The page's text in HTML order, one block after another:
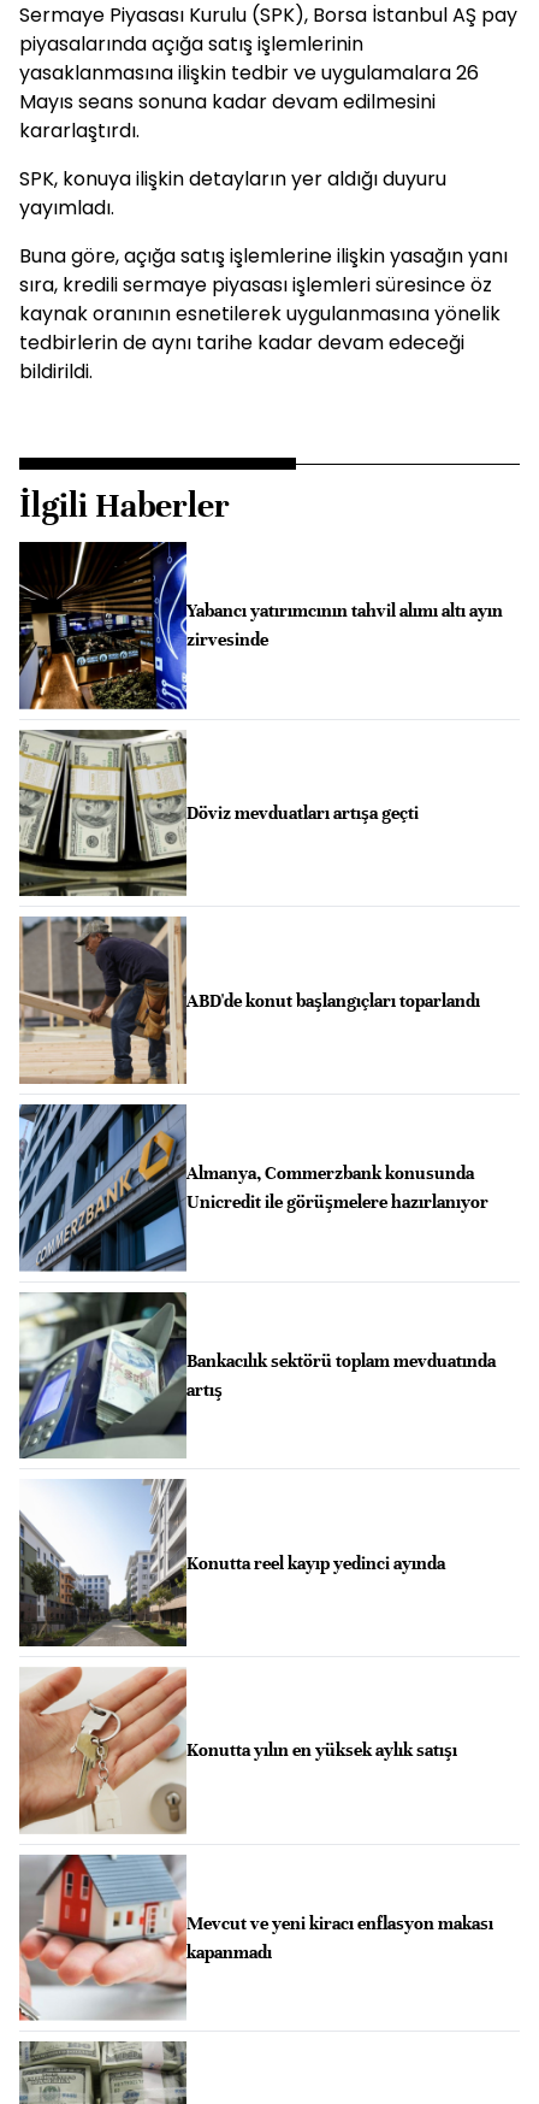
Sermaye Piyasası Kurulu (SPK), Borsa İstanbul AŞ pay
piyasalarında açığa satış işlemlerinin
yasaklanmasına ilişkin tedbir ve uygulamalara 26
Mayıs seans sonuna kadar devam edilmesini
kararlaştırdı.
SPK, konuya ilişkin detayların yer aldığı duyuru
yayımladı.
Buna göre, açığa satış işlemlerine ilişkin yasağın yanı
sıra, kredili sermaye piyasası işlemleri süresince öz
kaynak oranının esnetilerek uygulanmasına yönelik
tedbirlerin de aynı tarihe kadar devam edeceği
bildirildi.
İlgili Haberler
Yabancı yatırımcının tahvil alımı altı ayın
zirvesinde
Döviz mevduatları artışa geçti
ABD'de konut başlangıçları toparlandı
Almanya, Commerzbank konusunda
Unicredit ile görüşmelere hazırlanıyor
Bankacılık sektörü toplam mevduatında
artış
Konutta reel kayıp yedinci ayında
Konutta yılın en yüksek aylık satışı
Mevcut ve yeni kiracı enflasyon makası
kapanmadı